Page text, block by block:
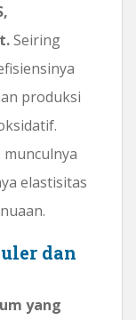
Seiring
produksi
elastisitas
dan
yang